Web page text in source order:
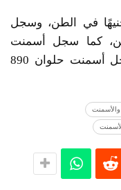
سجل أسمنت السويدي 890 حنيهًا في الطن، وسجل
في الطن، كما سجل أسمنت
العسكري 840 جنيهًا في الطن، وسجل أسمنت حلوان 890
والأسمنت